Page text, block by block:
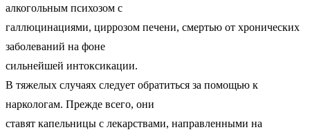
алкогольным психозом с
галлюцинациями, циррозом печени, смертью от хронических
заболеваний на фоне
сильнейшей интоксикации.
В тяжелых случаях следует обратиться за помощью к
наркологам. Прежде всего, они
ставят капельницы с лекарствами, направленными на